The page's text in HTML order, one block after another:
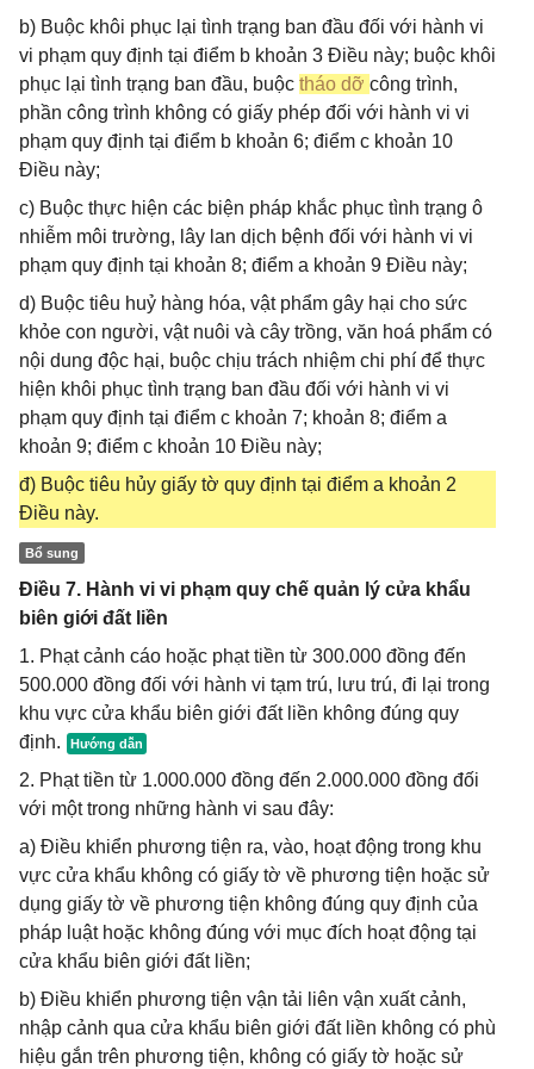
b) Buộc khôi phục lại tình trạng ban đầu đối với hành vi
vi phạm quy định tại điểm b khoản 3 Điều này; buộc khôi
phục lại tình trạng ban đầu, buộc tháo dỡ công trình,
phần công trình không có giấy phép đối với hành vi vi
phạm quy định tại điểm b khoản 6; điểm c khoản 10
Điều này;
c) Buộc thực hiện các biện pháp khắc phục tình trạng ô
nhiễm môi trường, lây lan dịch bệnh đối với hành vi vi
phạm quy định tại khoản 8; điểm a khoản 9 Điều này;
d) Buộc tiêu huỷ hàng hóa, vật phẩm gây hại cho sức
khỏe con người, vật nuôi và cây trồng, văn hoá phẩm có
nội dung độc hại, buộc chịu trách nhiệm chi phí để thực
hiện khôi phục tình trạng ban đầu đối với hành vi vi
phạm quy định tại điểm c khoản 7; khoản 8; điểm a
khoản 9; điểm c khoản 10 Điều này;
đ) Buộc tiêu hủy giấy tờ quy định tại điểm a khoản 2
Điều này.
Bổ sung
Điều 7. Hành vi vi phạm quy chế quản lý cửa khẩu
biên giới đất liền
1. Phạt cảnh cáo hoặc phạt tiền từ 300.000 đồng đến
500.000 đồng đối với hành vi tạm trú, lưu trú, đi lại trong
khu vực cửa khẩu biên giới đất liền không đúng quy
định.
2. Phạt tiền từ 1.000.000 đồng đến 2.000.000 đồng đối
với một trong những hành vi sau đây:
a) Điều khiển phương tiện ra, vào, hoạt động trong khu
vực cửa khẩu không có giấy tờ về phương tiện hoặc sử
dụng giấy tờ về phương tiện không đúng quy định của
pháp luật hoặc không đúng với mục đích hoạt động tại
cửa khẩu biên giới đất liền;
b) Điều khiển phương tiện vận tải liên vận xuất cảnh,
nhập cảnh qua cửa khẩu biên giới đất liền không có phù
hiệu gắn trên phương tiện, không có giấy tờ hoặc sử